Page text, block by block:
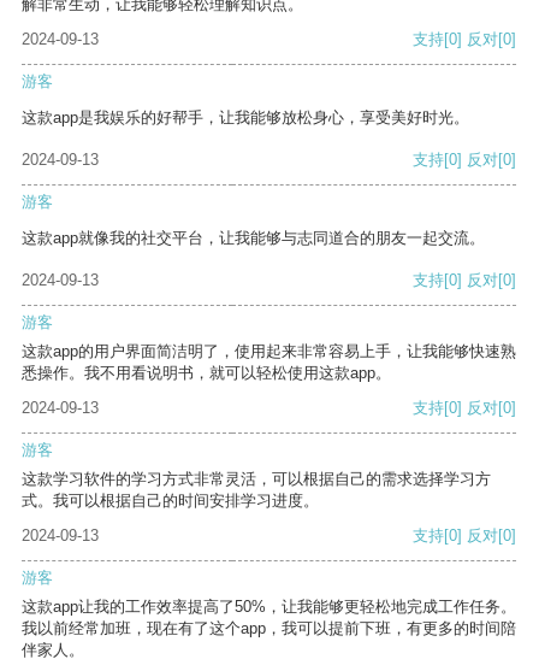
解非常生动，让我能够轻松理解知识点。
2024-09-13
支持[0] 反对[0]
游客
这款app是我娱乐的好帮手，让我能够放松身心，享受美好时光。
2024-09-13 支持[0] 反对[0]
游客
这款app就像我的社交平台，让我能够与志同道合的朋友一起交流。
2024-09-13 支持[0] 反对[0]
游客
这款app的用户界面简洁明了，使用起来非常容易上手，让我能够快速熟
悉操作。我不用看说明书，就可以轻松使用这款app。
2024-09-13
支持[0] 反对[0]
游客
这款学习软件的学习方式非常灵活，可以根据自己的需求选择学习方
式。我可以根据自己的时间安排学习进度。
2024-09-13
支持[0] 反对[0]
游客
这款app让我的工作效率提高了50%，让我能够更轻松地完成工作任务。
我以前经常加班，现在有了这个app，我可以提前下班，有更多的时间陪
伴家人。